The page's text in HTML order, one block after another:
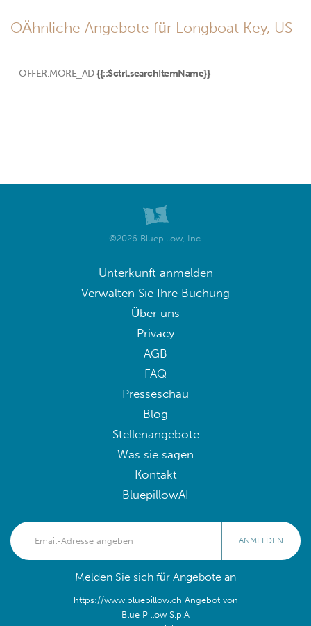
OÄhnliche Angebote für Longboat Key, US
OFFER.MORE_AD {{::$ctrl.searchItemName}}
©2026 Bluepillow, Inc.
Unterkunft anmelden
Verwalten Sie Ihre Buchung
Über uns
Privacy
AGB
FAQ
Presseschau
Blog
Stellenangebote
Was sie sagen
Kontakt
BluepillowAI
ANMELDEN
Melden Sie sich für Angebote an
https://www.bluepillow.ch Angebot von
Blue Pillow S.p.A